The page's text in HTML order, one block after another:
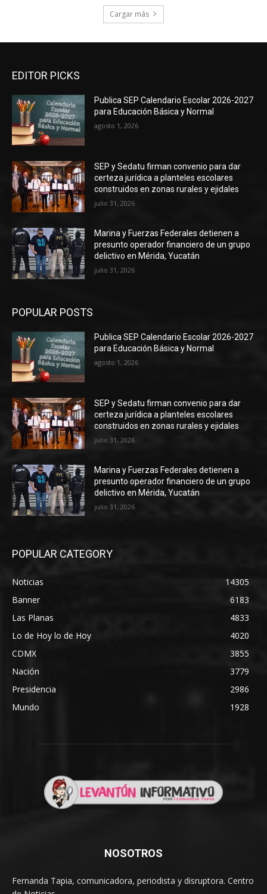
Cargar más
EDITOR PICKS
Publica SEP Calendario Escolar 2026-2027
para Educación Básica y Normal
agosto 1, 2026
SEP y Sedatu firman convenio para dar
certeza jurídica a planteles escolares
construidos en zonas rurales y ejidales
julio 31, 2026
Marina y Fuerzas Federales detienen a
presunto operador financiero de un grupo
delictivo en Mérida, Yucatán
julio 31, 2026
POPULAR POSTS
Publica SEP Calendario Escolar 2026-2027
para Educación Básica y Normal
agosto 1, 2026
SEP y Sedatu firman convenio para dar
certeza jurídica a planteles escolares
construidos en zonas rurales y ejidales
julio 31, 2026
Marina y Fuerzas Federales detienen a
presunto operador financiero de un grupo
delictivo en Mérida, Yucatán
julio 31, 2026
POPULAR CATEGORY
Noticias
14305
Banner
6183
Las Planas
4833
Lo de Hoy lo de Hoy
4020
CDMX
3855
Nación
3779
Presidencia
2986
Mundo
1928
NOSOTROS
Fernanda Tapia, comunicadora, periodista y disruptora. Centro